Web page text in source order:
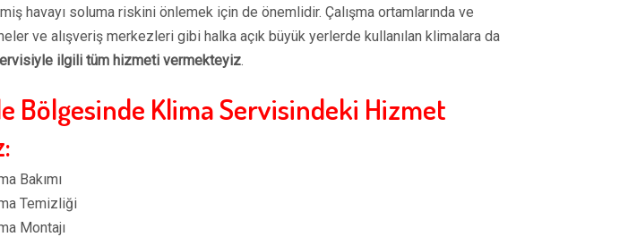
havayı soluma riskini önlemek için de önemlidir. Çalışma ortamlarında ve
ve alışveriş merkezleri gibi halka açık büyük yerlerde kullanılan klimalara da
ilgili tüm hizmeti vermekteyiz.
Bölgesinde Klima Servisindeki Hizmet
Bakımı
Temizliği
Montajı